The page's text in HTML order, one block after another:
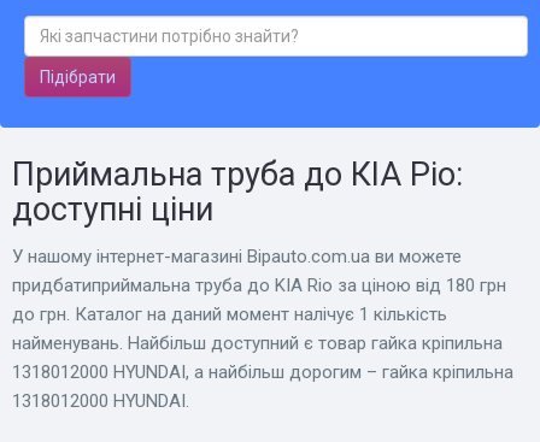
Підібрати
Приймальна труба до КІА Ріо:
доступні ціни
У нашому інтернет-магазині Bіpauto.com.ua ви можете
придбатиприймальна труба до KIA Rio за ціною від 180 грн
до грн. Каталог на даний момент налічує 1 кількість
найменувань. Найбільш доступний є товар гайка кріпильна
1318012000 HYUNDAI, а найбільш дорогим – гайка кріпильна
1318012000 HYUNDAI.